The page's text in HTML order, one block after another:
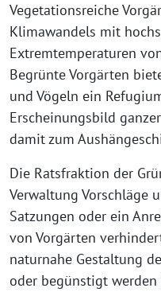
Vegetationsreiche
Klimawandels mit
Extremtemperaturen
Begrünte Vorgärten
und Vögeln ein
Erscheinungsbild
damit zum
Die Ratsfraktion der
Verwaltung Vorschläge
Satzungen oder ein
von Vorgärten
naturnahe Gestaltung
oder begünstigt werden